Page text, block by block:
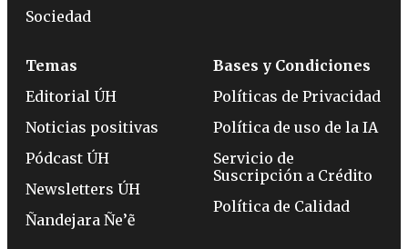
Sociedad
Temas
Editorial ÚH
Noticias positivas
Pódcast ÚH
Newsletters ÚH
Ñandejara Ñe’ẽ
Bases y Condiciones
Políticas de Privacidad
Política de uso de la IA
Servicio de
Suscripción a Crédito
Política de Calidad